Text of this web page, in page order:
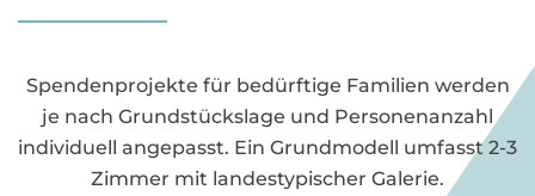
Spendenprojekte für bedürftige Familien werden
je nach Grundstückslage und Personenanzahl
individuell angepasst. Ein Grundmodell umfasst 2-3
Zimmer mit landestypischer Galerie.